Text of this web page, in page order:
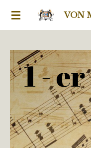
Zum
VON